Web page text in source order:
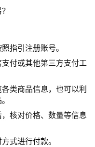
指引注册账号。
付或其他第三方支付工
类商品信息，也可以利
核对价格、数量等信息
式进行付款。